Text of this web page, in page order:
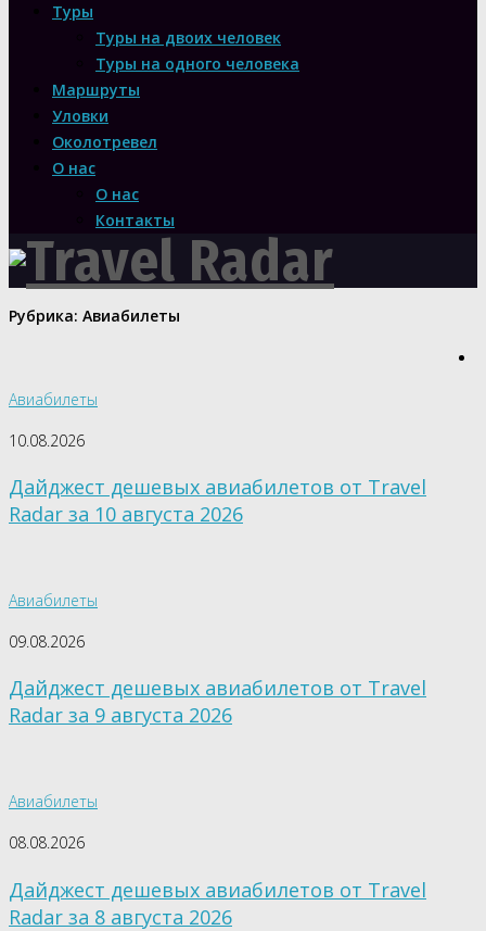
Туры
Туры на двоих человек
Туры на одного человека
Маршруты
Уловки
Околотревел
О нас
О нас
Контакты
Рубрика: Авиабилеты
Авиабилеты
10.08.2026
Дайджест дешевых авиабилетов от Travel
Radar за 10 августа 2026
Авиабилеты
09.08.2026
Дайджест дешевых авиабилетов от Travel
Radar за 9 августа 2026
Авиабилеты
08.08.2026
Дайджест дешевых авиабилетов от Travel
Radar за 8 августа 2026